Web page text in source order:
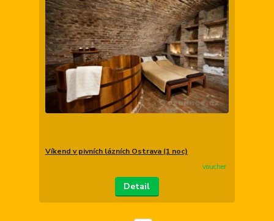
Víkend v pivních lázních Ostrava (1 noc)
voucher
Detail